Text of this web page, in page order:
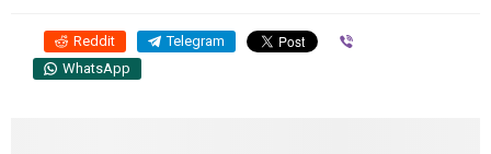
Reddit Telegram
WhatsApp